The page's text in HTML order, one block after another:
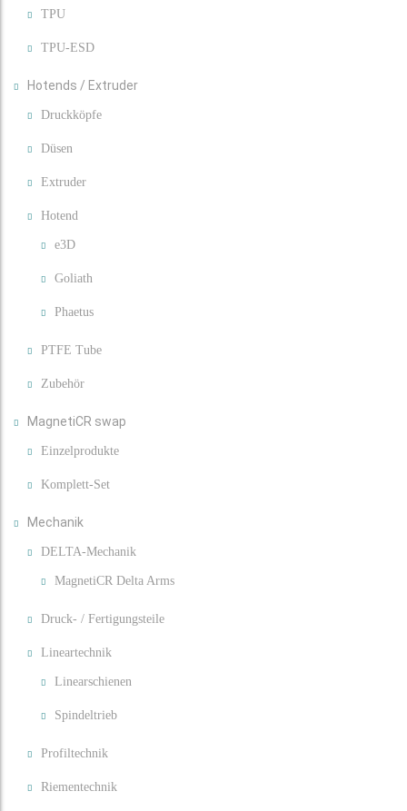
TPU
TPU-ESD
Hotends / Extruder
Druckköpfe
Düsen
Extruder
Hotend
e3D
Goliath
Phaetus
PTFE Tube
Zubehör
MagnetiCR swap
Einzelprodukte
Komplett-Set
Mechanik
DELTA-Mechanik
MagnetiCR Delta Arms
Druck- / Fertigungsteile
Lineartechnik
Linearschienen
Spindeltrieb
Profiltechnik
Riementechnik